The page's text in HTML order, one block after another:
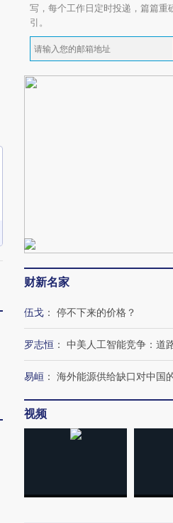
航飞行员跨国走私7万
视线｜被称为“蟑
育部长拱下台
推广】走进第四届链博
会，让数智科技“链”接产
【特别呈现】寻
写，每个工作日定时投递，篇篇重
引。
财新名家
伍戈 ： 停不下来的价格？
罗志恒 ： 中美人工智能竞争：道
易峘 ： 海外能源供给缺口对中国
视频